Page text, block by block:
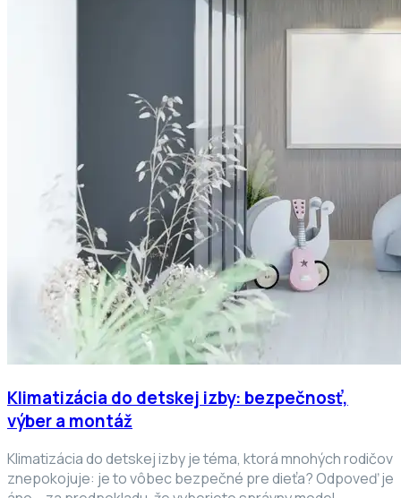
Klimatizácia do detskej izby: bezpečnosť,
výber a montáž
Klimatizácia do detskej izby je téma, ktorá mnohých rodičov
znepokojuje: je to vôbec bezpečné pre dieťa? Odpoveď je